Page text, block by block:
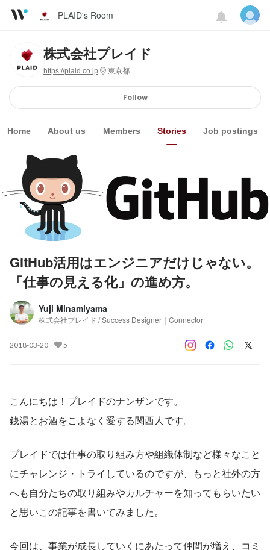
PLAID's Room
株式会社プレイド
https://plaid.co.jp 東京都
Follow
Home About us Members Stories Job postings
GitHub活用はエンジニアだけじゃない。
「仕事の見える化」の進め方。
Yuji Minamiyama
株式会社プレイド / Success Designer｜Connector
2018-03-20 5
こんにちは！プレイドのナンザンです。
銭湯とお酒をこよなく愛する関西人です。
プレイドでは仕事の取り組み方や組織体制など様々なこと
にチャレンジ・トライしているのですが、もっと社外の方
へも自分たちの取り組みやカルチャーを知ってもらいたい
と思いこの記事を書いてみました。
今回は、事業が成長していくにあたって仲間が増え、コミ